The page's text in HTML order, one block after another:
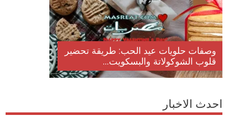
وصفات حلويات عيد الحب: طريقة تحضير
قلوب الشوكولاتة والبسكويت...
احدث الاخبار